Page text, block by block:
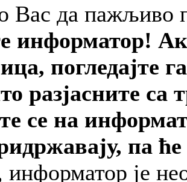
да пажљиво
информатор!
погледајте
разјасните са
се на
па
информатор је